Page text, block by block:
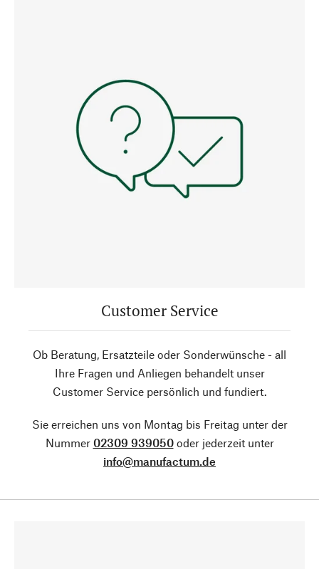
Customer Service
Ob Beratung, Ersatzteile oder Sonderwünsche - all
Ihre Fragen und Anliegen behandelt unser
Customer Service persönlich und fundiert.
Sie erreichen uns von Montag bis Freitag unter der
Nummer 02309 939050oder jederzeit unter
info@manufactum.de